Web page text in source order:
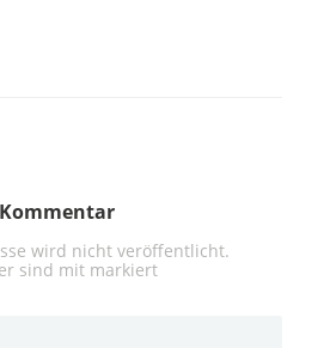
wird nicht veröffentlicht.
sind mit markiert